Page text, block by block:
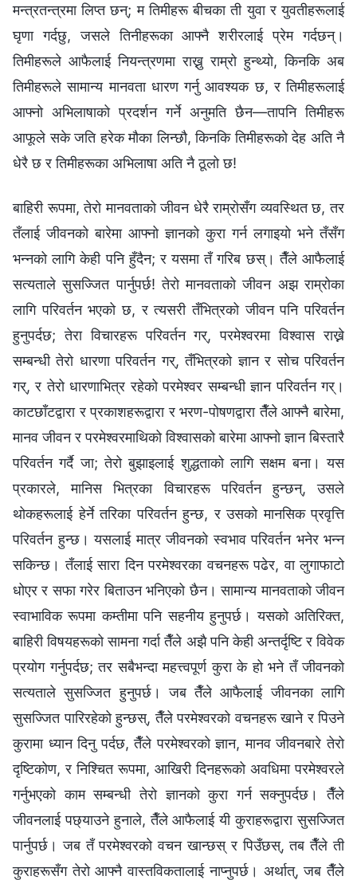
मन्त्रतन्त्रमा लिप्त छन्; म तिमीहरू बीचका ती युवा र युवतीहरूलाई
घृणा गर्दछु, जसले तिनीहरूका आफ्नै शरीरलाई प्रेम गर्दछन्।
तिमीहरूले आफैलाई नियन्त्रणमा राख्नु राम्रो हुन्थ्यो, किनकि अब
तिमीहरूले सामान्य मानवता धारण गर्नु आवश्यक छ, र तिमीहरूलाई
आफ्नो अभिलाषाको प्रदर्शन गर्ने अनुमति छैन—तापनि तिमीहरू
आफूले सके जति हरेक मौका लिन्छौ, किनकि तिमीहरूको देह अति नै
धेरै छ र तिमीहरूका अभिलाषा अति नै ठूलो छ!
बाहिरी रूपमा, तेरो मानवताको जीवन धेरै राम्रोसँग व्यवस्थित छ, तर
तँलाई जीवनको बारेमा आफ्नो ज्ञानको कुरा गर्न लगाइयो भने तँसँग
भन्‍नको लागि केही पनि हुँदैन; र यसमा तँ गरिब छस्। तैँले आफैलाई
सत्यताले सुसज्जित पार्नुपर्छ! तेरो मानवताको जीवन अझ राम्रोका
लागि परिवर्तन भएको छ, र त्यसरी तँभित्रको जीवन पनि परिवर्तन
हुनुपर्दछ; तेरा विचारहरू परिवर्तन गर्, परमेश्‍वरमा विश्‍वास राख्ने
सम्बन्धी तेरो धारणा परिवर्तन गर्, तँभित्रको ज्ञान र सोच परिवर्तन
गर्, र तेरो धारणाभित्र रहेको परमेश्‍वर सम्बन्धी ज्ञान परिवर्तन गर्।
काटछाँटद्वारा र प्रकाशहरूद्वारा र भरण-पोषणद्वारा तैँले आफ्नै बारेमा,
मानव जीवन र परमेश्‍वरमाथिको विश्‍वासको बारेमा आफ्नो ज्ञान बिस्तारै
परिवर्तन गर्दै जा; तेरो बुझाइलाई शुद्धताको लागि सक्षम बना। यस
प्रकारले, मानिस भित्रका विचारहरू परिवर्तन हुन्छन्, उसले
थोकहरूलाई हेर्ने तरिका परिवर्तन हुन्छ, र उसको मानसिक प्रवृत्ति
परिवर्तन हुन्छ। यसलाई मात्र जीवनको स्वभाव परिवर्तन भनेर भन्न
सकिन्छ। तँलाई सारा दिन परमेश्‍वरका वचनहरू पढेर, वा लुगाफाटो
धोएर र सफा गरेर बिताउन भनिएको छैन। सामान्य मानवताको जीवन
स्वाभाविक रूपमा कम्तीमा पनि सहनीय हुनुपर्छ। यसको अतिरिक्त,
बाहिरी विषयहरूको सामना गर्दा तैँले अझै पनि केही अन्तर्दृष्टि र विवेक
प्रयोग गर्नुपर्दछ; तर सबैभन्दा महत्त्वपूर्ण कुरा के हो भने तँ जीवनको
सत्यताले सुसज्जित हुनुपर्छ। जब तैँले आफैलाई जीवनका लागि
सुसज्जित पारिरहेको हुन्छस्, तैँले परमेश्‍वरको वचनहरू खाने र पिउने
कुरामा ध्यान दिनु पर्दछ, तैँले परमेश्‍वरको ज्ञान, मानव जीवनबारे तेरो
दृष्टिकोण, र निश्‍चित रूपमा, आखिरी दिनहरूको अवधिमा परमेश्‍वरले
गर्नुभएको काम सम्‍बन्धी तेरो ज्ञानको कुरा गर्न सक्नुपर्दछ। तैँले
जीवनलाई पछ्याउने हुनाले, तैँले आफैलाई यी कुराहरूद्वारा सुसज्जित
पार्नुपर्छ। जब तँ परमेश्‍वरको वचन खान्छस् र पिउँछस्, तब तैँले ती
कुराहरूसँग तेरो आफ्नै वास्तविकतालाई नाप्नुपर्छ। अर्थात्, जब तैँले